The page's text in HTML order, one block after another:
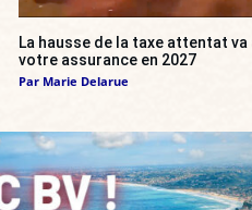
La hausse de la taxe attentat va
votre assurance en 2027
Par Marie Delarue